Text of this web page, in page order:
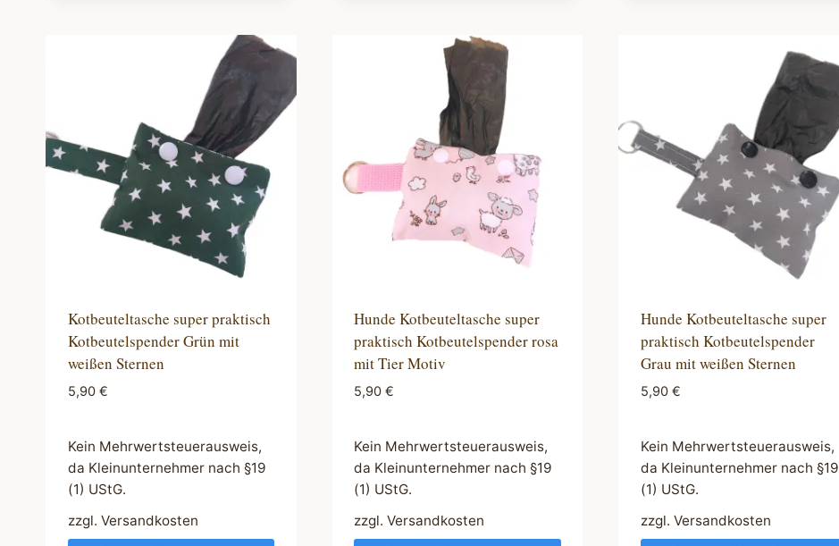
Kotbeuteltasche super praktisch
Kotbeutelspender Grün mit
weißen Sternen
5,90 €
Kein Mehrwertsteuerausweis,
da Kleinunternehmer nach §19
(1) UStG.
zzgl. Versandkosten
Hunde Kotbeuteltasche super
praktisch Kotbeutelspender rosa
mit Tier Motiv
5,90 €
Kein Mehrwertsteuerausweis,
da Kleinunternehmer nach §19
(1) UStG.
zzgl. Versandkosten
Hunde Kotbeuteltasche super
praktisch Kotbeutelspender
Grau mit weißen Sternen
5,90 €
Kein Mehrwertsteuerausweis,
da Kleinunternehmer nach §19
(1) UStG.
zzgl. Versandkosten